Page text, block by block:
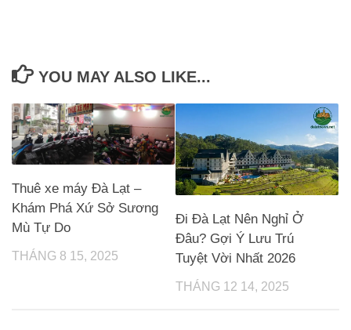
YOU MAY ALSO LIKE...
Thuê xe máy Đà Lạt –
Khám Phá Xứ Sở Sương
Mù Tự Do
THÁNG 8 15, 2025
Đi Đà Lạt Nên Nghỉ Ở
Đâu? Gợi Ý Lưu Trú
Tuyệt Vời Nhất 2026
THÁNG 12 14, 2025